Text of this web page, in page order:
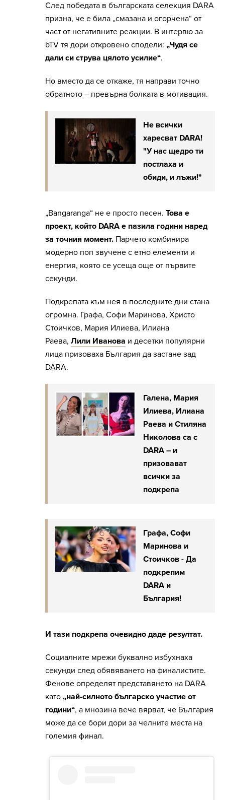
След победата в българската селекция DARA
призна, че е била „смазана и огорчена“ от
част от негативните реакции. В интервю за
bTV тя дори откровено сподели: „Чудя се
дали си струва цялото усилие“.
Но вместо да се откаже, тя направи точно
обратното – превърна болката в мотивация.
Не всички
харесват DARA!
"У нас щедро ти
постлаха и
обиди, и лъжи!"
„Bangaranga“ не е просто песен. Това е
проект, който DARA е пазила години наред
за точния момент. Парчето комбинира
модерно поп звучене с етно елементи и
енергия, която се усеща още от първите
секунди.
Подкрепата към нея в последните дни стана
огромна. Графа, Софи Маринова, Христо
Стоичков, Мария Илиева, Илиана
Раева, Лили Иванова и десетки популярни
лица призоваха България да застане зад
DARA.
Галена, Мария
Илиева, Илиана
Раева и Стиляна
Николова са с
DARA – и
призовават
всички за
подкрепа
Графа, Софи
Маринова и
Стоичков - Да
подкрепим
DARA и
България!
И тази подкрепа очевидно даде резултат.
Социалните мрежи буквално избухнаха
секунди след обявяването на финалистите.
Фенове определят представянето на DARA
като „най-силното българско участие от
години“, а мнозина вече вярват, че България
може да се бори дори за челните места на
големия финал.